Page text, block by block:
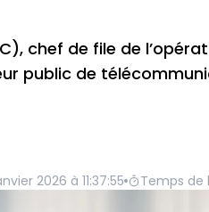
chef de file de
public de
2026 à 11:37:55 Temps de